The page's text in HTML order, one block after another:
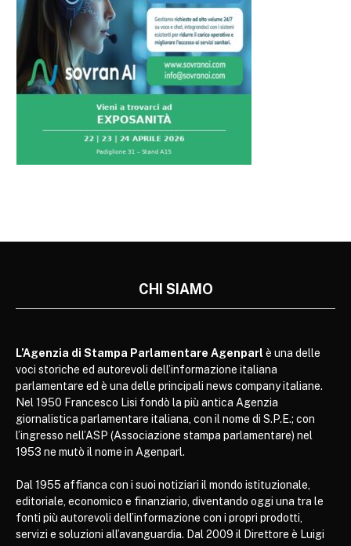
CHI SIAMO
L’Agenzia di Stampa Parlamentare Agenparl è una delle
voci storiche ed autorevoli dell’informazione italiana
parlamentare ed è una delle principali news company italiane.
Nel 1950 Francesco Lisi fondò la più antica Agenzia
giornalistica parlamentare italiana, con il nome di S.P.E.; con
l’ingresso nell’ASP (Associazione stampa parlamentare) nel
1953 ne mutò il nome in Agenparl.
Dal 1955 affianca con i suoi notiziari il mondo istituzionale,
editoriale, economico e finanziario, diventando oggi una tra le
fonti più autorevoli dell’informazione con i propri prodotti,
servizi e soluzioni all’avanguardia. Dal 2009 il Direttore è Luigi